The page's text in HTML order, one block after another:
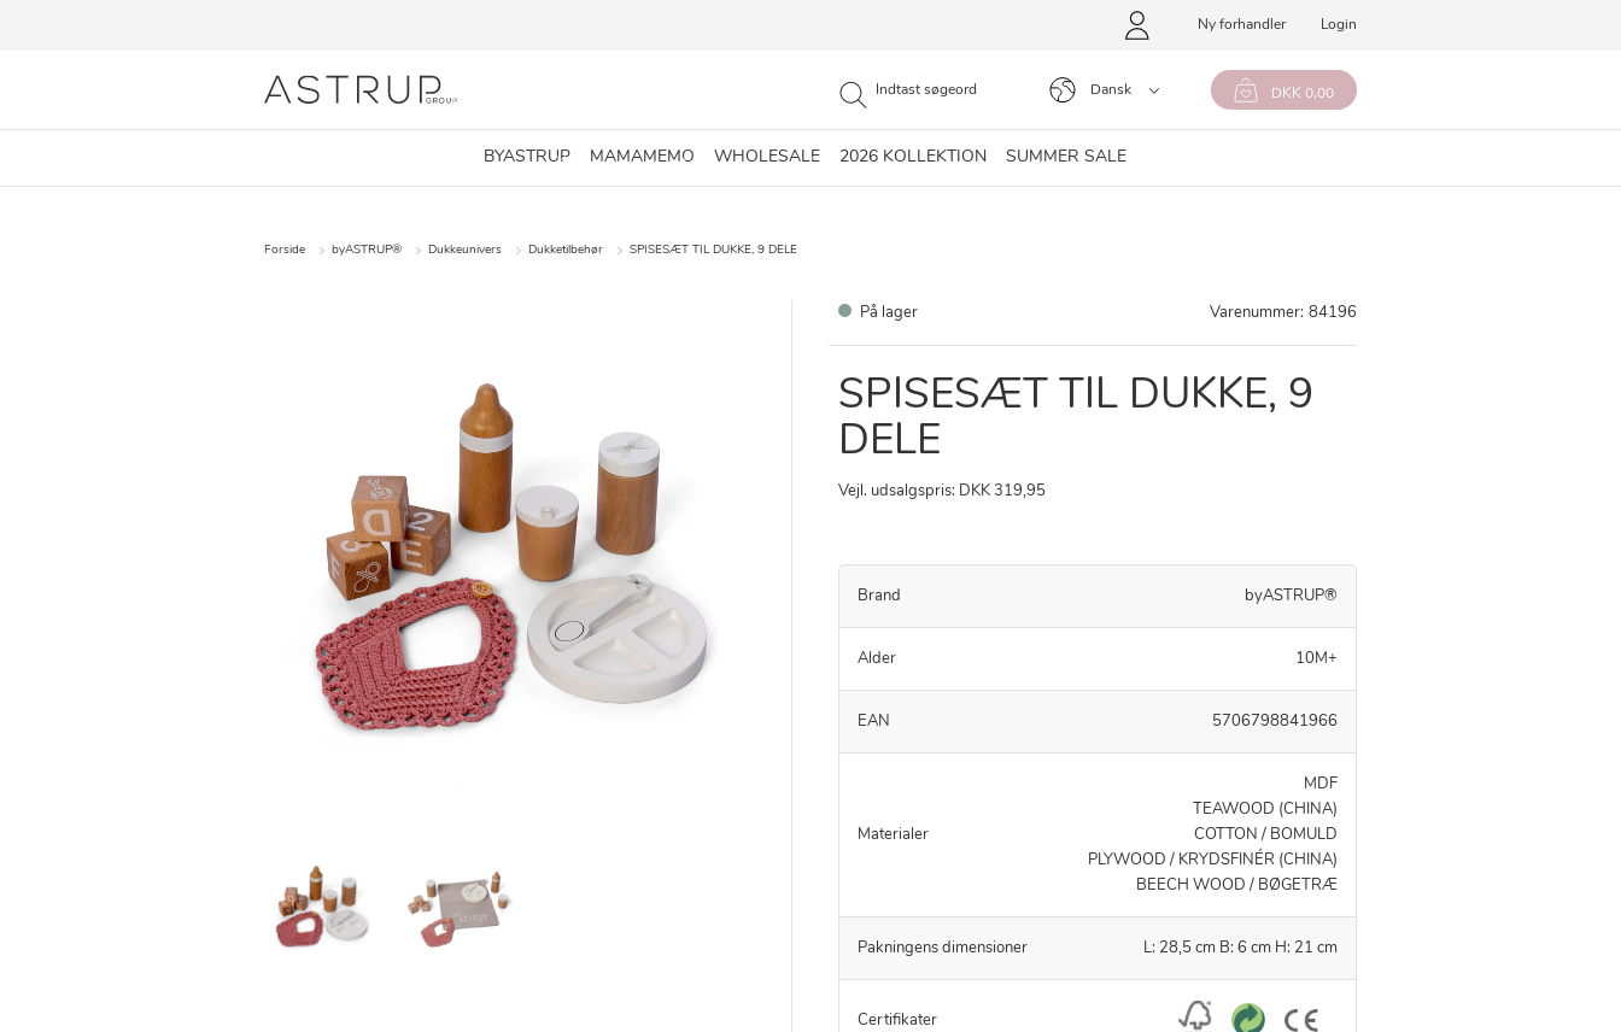
Ny forhandler Login
Dansk DKK 0,00
BYASTRUP MAMAMEMO WHOLESALE 2026 KOLLEKTION SUMMER SALE
Forside byASTRUP® Dukkeunivers Dukketilbehør SPISESÆT TIL DUKKE, 9 DELE
På lager Varenummer: 84196
SPISESÆT TIL DUKKE, 9
DELE
Vejl. udsalgspris: DKK 319,95
Brand byASTRUP®
Alder 10M+
EAN 5706798841966
Materialer
MDF
TEAWOOD (CHINA)
COTTON / BOMULD
PLYWOOD / KRYDSFINÉR (CHINA)
BEECH WOOD / BØGETRÆ
Pakningens dimensioner L: 28,5 cm B: 6 cm H: 21 cm
Certifikater